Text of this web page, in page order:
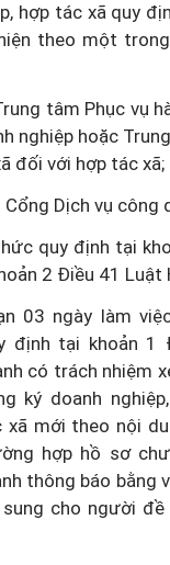
hợp tác xã quy
theo một
tâm Phục vụ
nghiệp hoặc
đối với hợp tác xã;
Dịch vụ công
quy định tại
2 Điều 41 Luật
03 ngày làm
định tại khoản 1
có trách nhiệm
ký doanh
xã mới theo nội
hợp hồ sơ
thông báo bằng
cho người